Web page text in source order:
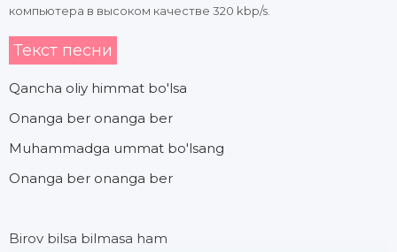
компьютера в высоком качестве 320 kbp/s.
Текст песни
Qancha oliy himmat bo'lsa
Onanga ber onanga ber
Muhammadga ummat bo'lsang
Onanga ber onanga ber
Birov bilsa bilmasa ham